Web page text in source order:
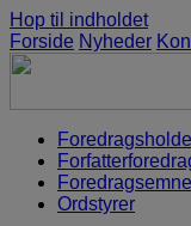
Hop til indholdet
Forside Nyheder
Ordstyrer